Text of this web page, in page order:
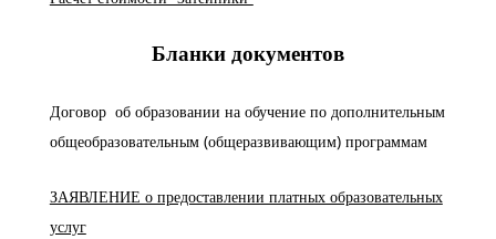
Бланки документов
Договор об образовании на обучение по дополнительным
общеобразовательным (общеразвивающим) программам
ЗАЯВЛЕНИЕ о предоставлении платных образовательных
услуг